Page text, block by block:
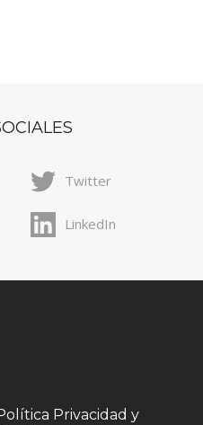
Twitter
LinkedIn
Privacidad y